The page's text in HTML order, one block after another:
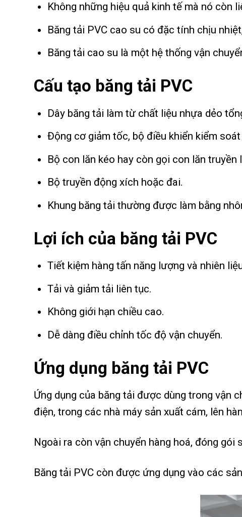
Không những hiệu quả kinh tế mà nó còn
Băng tải PVC cao su có đặc tính chịu
Băng tải cao su là một hệ thống vận
Cấu tạo băng tải PVC
Dây băng tải làm từ chất liệu nhựa dẻo
Động cơ giảm tốc, bộ điều khiển kiểm
Bộ con lăn kéo hay còn gọi con lăn
Bộ truyền động xích hoặc đai.
Khung băng tải thường được làm bằng
Lợi ích của băng tải PVC
Tiết kiệm hàng tấn năng lượng và nhiên
Tải và giảm tải liên tục.
Không giới hạn chiều cao.
Dễ dàng điều chỉnh tốc độ vận chuyển.
Ứng dụng băng tải PVC
Ứng dụng của băng tải được dùng trong vận
điện, trong các nhà máy sản xuất cám, lên
Ngoài ra còn vận chuyển hàng hoá, đóng
Băng tải PVC còn được ứng dụng vào các